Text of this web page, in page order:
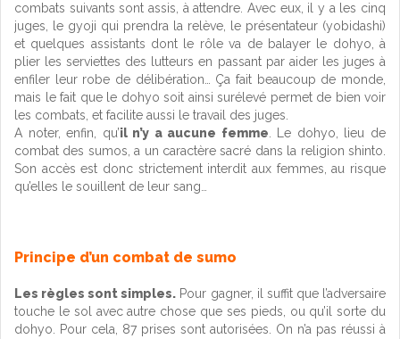
combats suivants sont assis, à attendre. Avec eux, il y a les cinq
juges, le gyoji qui prendra la relève, le présentateur (yobidashi)
et quelques assistants dont le rôle va de balayer le dohyo, à
plier les serviettes des lutteurs en passant par aider les juges à
enfiler leur robe de délibération… Ça fait beaucoup de monde,
mais le fait que le dohyo soit ainsi surélevé permet de bien voir
les combats, et facilite aussi le travail des juges.
A noter, enfin, qu’il n’y a aucune femme. Le dohyo, lieu de
combat des sumos, a un caractère sacré dans la religion shinto.
Son accès est donc strictement interdit aux femmes, au risque
qu’elles le souillent de leur sang…
Principe d’un combat de sumo
Les règles sont simples. Pour gagner, il suffit que l’adversaire
touche le sol avec autre chose que ses pieds, ou qu’il sorte du
dohyo. Pour cela, 87 prises sont autorisées. On n’a pas réussi à